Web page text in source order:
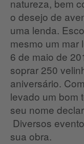
natureza, bem
o desejo de
uma lenda.
mesmo um mar
6 de maio de
soprar 250
aniversário.
levado um bom
seu nome
Diversos
sua obra.